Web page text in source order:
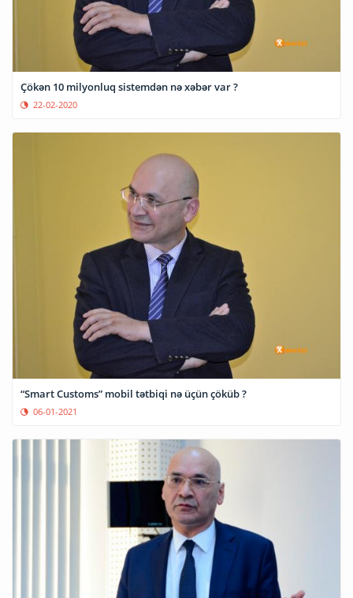
Çökən 10 milyonluq sistemdən nə xəbər var ?
22-02-2020
“Smart Customs” mobil tətbiqi nə üçün çöküb ?
06-01-2021